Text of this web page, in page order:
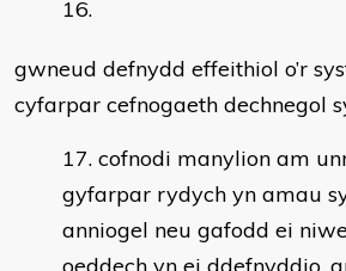
gwneud defnydd effeithiol o’r
cyfarpar cefnogaeth dechnegol
cofnodi manylion am
gyfarpar rydych yn amau
anniogel neu gafodd ei